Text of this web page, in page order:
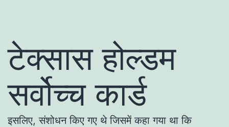
टेक्सास होल्डम
सर्वोच्च कार्ड
इसलिए, संशोधन किए गए थे जिसमें कहा गया था कि